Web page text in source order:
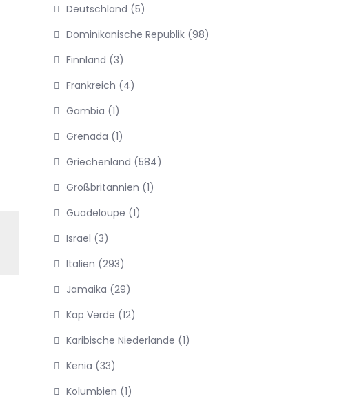
Deutschland (5)
Dominikanische Republik (98)
Finnland (3)
Frankreich (4)
Gambia (1)
Grenada (1)
Griechenland (584)
Großbritannien (1)
Guadeloupe (1)
Israel (3)
Italien (293)
Jamaika (29)
Kap Verde (12)
Karibische Niederlande (1)
Kenia (33)
Kolumbien (1)